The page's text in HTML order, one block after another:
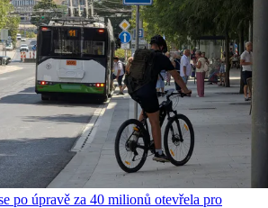
po úpravě za 40 milionů otevřela pro